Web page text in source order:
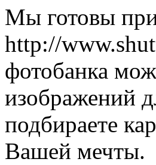
Мы готовы
http://
фотобанка
изображений
подбираете
Вашей мечты.